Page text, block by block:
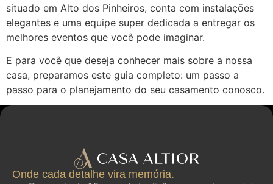
situado em Alto dos Pinheiros, conta com instalações
elegantes e uma equipe super dedicada a entregar os
melhores eventos que você pode imaginar.
E para você que deseja conhecer mais sobre a nossa
casa, preparamos este guia completo: um passo a
passo para o planejamento do seu casamento conosco.
Onde cada detalhe vira memória.